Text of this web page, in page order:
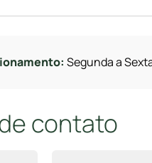
Segunda a
contato